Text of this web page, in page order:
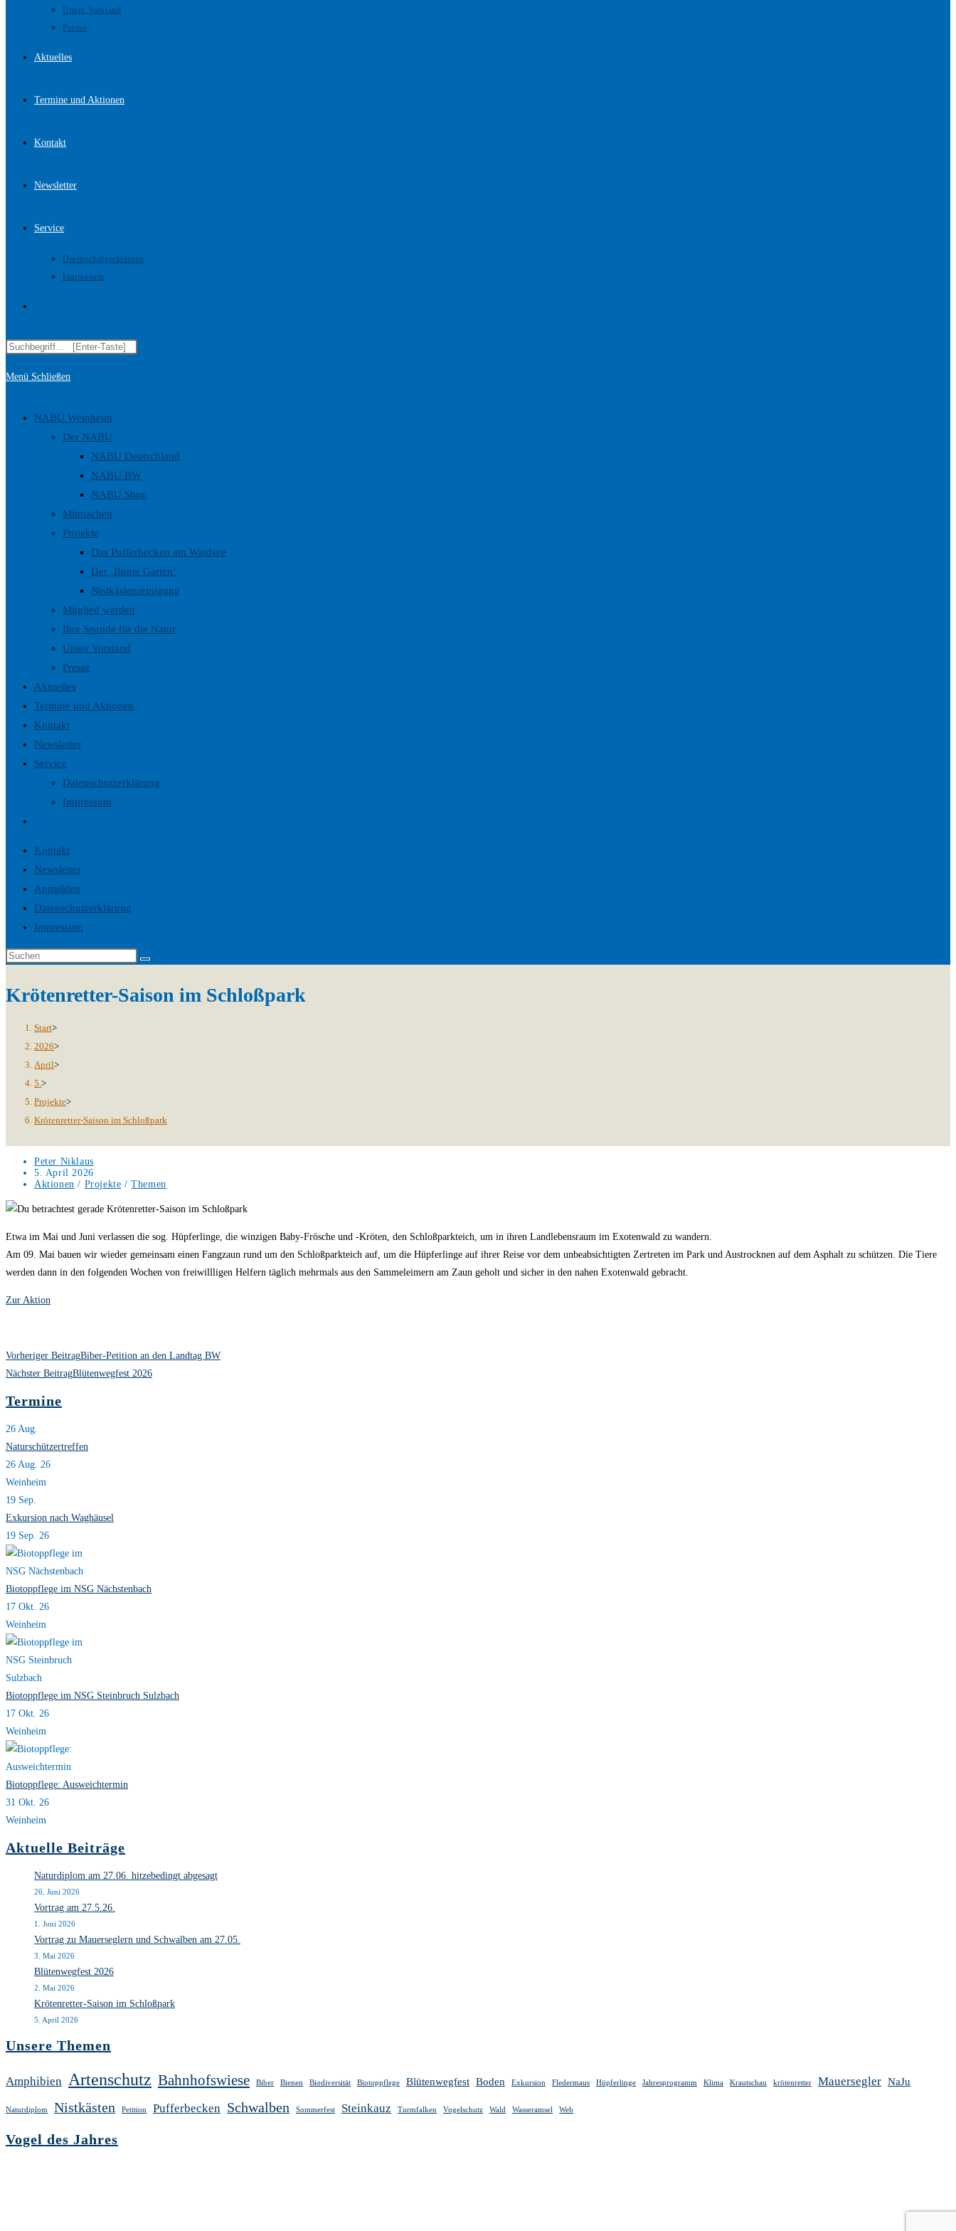
Unser Vorstand
Presse
Aktuelles
Termine und Aktionen
Kontakt
Newsletter
Service
Datenschutzerklärung
Impressum
Suche
Diese
durchsuchen
Menü Schließen
NABU Weinheim
Der NABU
NABU Deutschland
NABU BW
NABU Shop
Mitmachen
Projekte
Das Pufferbecken am Waidsee
Der ‚Bunte Garten‘
Nistkästenreinigung
Mitglied werden
Ihre Spende für die Natur
Unser Vorstand
Presse
Aktuelles
Termine und Aktionen
Kontakt
Newsletter
Service
Datenschutzerklärung
Impressum
umschalten
Kontakt
Newsletter
Anmelden
Datenschutzerklärung
Impressum
Krötenretter-Saison im Schloßpark
Start>
2026>
April>
5. >
Projekte>
Krötenretter-Saison im Schloßpark
Beitrags-
Autor:
Peter Niklaus
Beitrag
veröffentlicht:
5. April 2026
Beitrags-
Aktionen / Projekte / Themen
Etwa im Mai und Juni verlassen die sog. Hüpferlinge, die winzigen Baby-Frösche und -Kröten, den Schloßparkteich, um in ihren Landlebensraum im Exotenwald zu wandern.
Am 09. Mai bauen wir wieder gemeinsam einen Fangzaun rund um den Schloßparkteich auf, um die Hüpferlinge auf ihrer Reise vor dem unbeabsichtigten Zertreten im Park und Austrocknen auf dem Asphalt zu schützen. Die Tiere
werden dann in den folgenden Wochen von freiwillligen Helfern täglich mehrmals aus den Sammeleimern am Zaun geholt und sicher in den nahen Exotenwald gebracht.
Zur Aktion
Weitere
Artikel
ansehen
Vorheriger BeitragBiber-Petition an den Landtag BW
Nächster BeitragBlütenwegfest 2026
Termine
26 Aug.
Naturschützertreffen
26 Aug. 26
Weinheim
19 Sep.
Exkursion nach Waghäusel
19 Sep. 26
Biotoppflege im NSG Nächstenbach
17 Okt. 26
Weinheim
Biotoppflege im NSG Steinbruch Sulzbach
17 Okt. 26
Weinheim
Biotoppflege: Ausweichtermin
31 Okt. 26
Weinheim
Aktuelle Beiträge
Naturdiplom am 27.06. hitzebedingt abgesagt
26. Juni 2026
Vortrag am 27.5.26.
1. Juni 2026
Vortrag zu Mauerseglern und Schwalben am 27.05.
3. Mai 2026
Blütenwegfest 2026
2. Mai 2026
Krötenretter-Saison im Schloßpark
5. April 2026
Unsere Themen
Amphibien Artenschutz Bahnhofswiese Biber Bienen Biodiversität Biotoppflege Blütenwegfest Boden Exkursion Fledermaus Hüpferlinge Jahresprogramm Klima Krautschau krötenretter Mauersegler NaJu
Naturdiplom Nistkästen Petition Pufferbecken Schwalben Sommerfest Steinkauz Turmfalken Vogelschutz Wald Wasseramsel Web
Vogel des Jahres